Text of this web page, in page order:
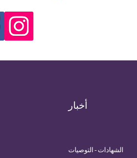
أخبار
الشهادات - التوصيات